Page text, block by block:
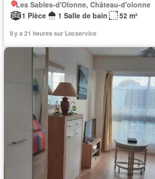
Les Sables-d'Olonne, Château-d'olonne
1 Pièce
1 Salle de bain 52 m²
Il y a 21 heures sur Locservice